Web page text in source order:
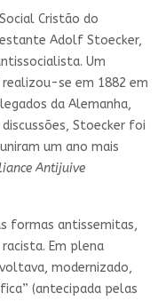
Cristão do
Adolf Stoecker,
Um
realizou-se em 1882 em
da Alemanha,
Stoecker foi
um ano mais
Antijuive
formas antissemitas,
Em plena
modernizado,
(antecipada pelas